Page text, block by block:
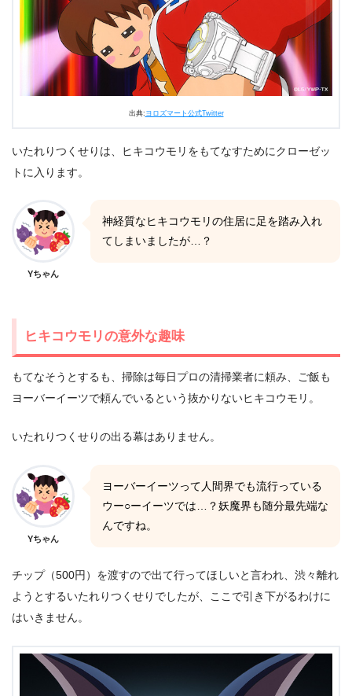
出典: ヨロズマート公式Twitter
いたれりつくせりは、ヒキコウモリをもてなすためにクローゼッ
トに入ります。
Yちゃん
神経質なヒキコウモリの住居に足を踏み入れ
てしまいましたが…？
ヒキコウモリの意外な趣味
もてなそうとするも、掃除は毎日プロの清掃業者に頼み、ご飯も
ヨーバーイーツで頼んでいるという抜かりないヒキコウモリ。
いたれりつくせりの出る幕はありません。
Yちゃん
ヨーバーイーツって人間界でも流行っている
ウー○ーイーツでは…？妖魔界も随分最先端な
んですね。
チップ（500円）を渡すので出て行ってほしいと言われ、渋々離れ
ようとするいたれりつくせりでしたが、ここで引き下がるわけに
はいきません。